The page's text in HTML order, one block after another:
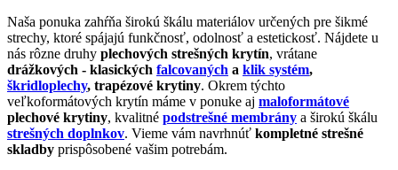
Naša ponuka zahŕňa širokú škálu materiálov určených pre šikmé
strechy, ktoré spájajú funkčnosť, odolnosť a estetickosť. Nájdete u
nás rôzne druhy plechových strešných krytín, vrátane
drážkových - klasických falcovaných a klik systém,
škridloplechy, trapézové krytiny. Okrem týchto
veľkoformátových krytín máme v ponuke aj maloformátové
plechové krytiny, kvalitné podstrešné membrány a širokú škálu
strešných doplnkov. Vieme vám navrhnúť kompletné strešné
skladby prispôsobené vašim potrebám.